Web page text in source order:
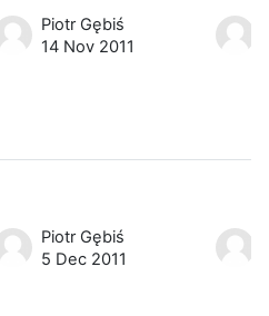
Piotr Gębiś
14 Nov 2011
Piotr Gębiś
5 Dec 2011